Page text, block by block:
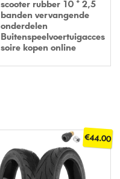
scooter rubber 10 * 2,5
banden vervangende
onderdelen
Buitenspeelvoertuigacces
soire kopen online
€44.00